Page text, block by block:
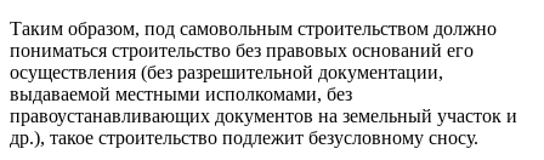
Таким образом, под самовольным строительством должно
пониматься строительство без правовых оснований его
осуществления (без разрешительной документации,
выдаваемой местными исполкомами, без
правоустанавливающих документов на земельный участок и
др.), такое строительство подлежит безусловному сносу.